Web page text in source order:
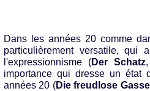
Dans les années 20 comme
particulièrement versatile, qui
l'expressionnisme (Der Schatz
importance qui dresse un état
années 20 (Die freudlose Gasse